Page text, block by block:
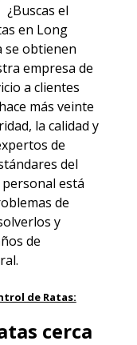
¿Buscas el
en Long
se obtienen
empresa de
a clientes
más veinte
la calidad y
de
del
está
de
y
de
de Ratas:
cerca